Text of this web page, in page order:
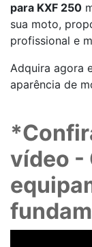
para KXF 250
sua moto,
profissional e
Adquira agora
aparência de
vídeo -